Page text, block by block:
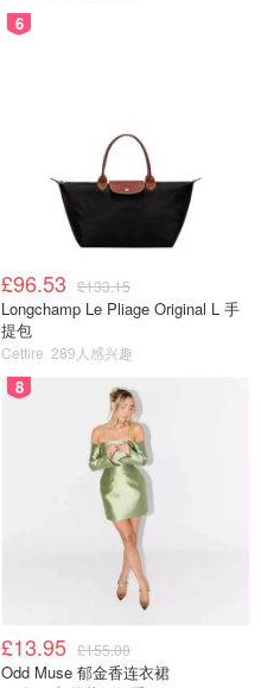
6
£96.53 £133.15
Longchamp Le Pliage Original L 手
提包
Cettire 289人感兴趣
8
£13.95 £155.00
Odd Muse 郁金香连衣裙